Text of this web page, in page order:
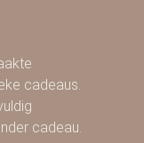
cadeaus.
cadeau.